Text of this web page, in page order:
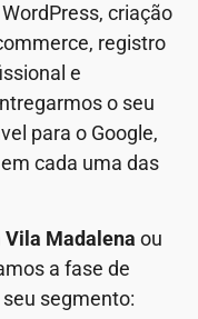
criação
registro
e
o seu
para o Google,
cada uma das
Madalena ou
a fase de
segmento: